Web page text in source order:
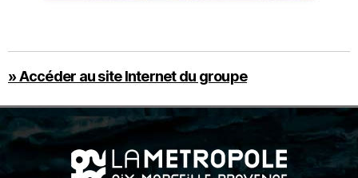
» Accéder au site Internet du groupe